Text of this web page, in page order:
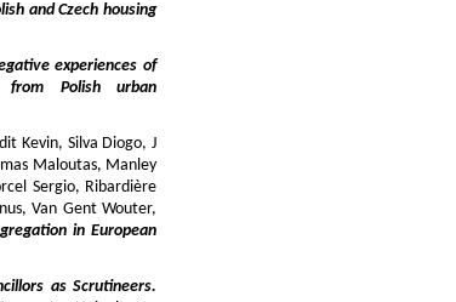
and Czech housing
experiences of
Polish urban
Kevin, Silva Diogo, J
Maloutas, Manley
Sergio, Ribardière
Van Gent Wouter,
in European
as Scrutineers.